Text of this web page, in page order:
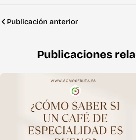
Publicación anterior
Publicaciones